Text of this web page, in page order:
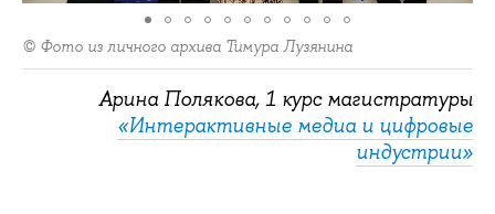
© Фото из личного архива Тимура Лузянина
Арина Полякова, 1 курс магистратуры
«Интерактивные медиа и цифровые
индустрии»